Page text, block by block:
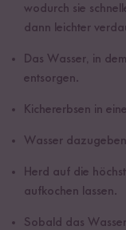
wodurch sie
dann leichter
Das Wasser, in
entsorgen.
Kichererbsen in
Wasser
Herd auf die
aufkochen lassen.
Sobald das